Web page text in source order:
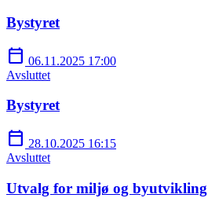
Bystyret
calendar_today 06.11.2025 17:00
Avsluttet
Bystyret
calendar_today 28.10.2025 16:15
Avsluttet
Utvalg for miljø og byutvikling